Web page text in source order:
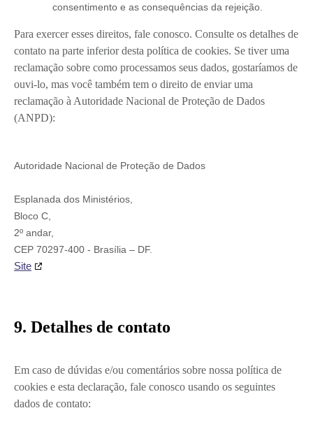
consentimento e as consequências da rejeição.
Para exercer esses direitos, fale conosco. Consulte os detalhes de
contato na parte inferior desta política de cookies. Se tiver uma
reclamação sobre como processamos seus dados, gostaríamos de
ouvi-lo, mas você também tem o direito de enviar uma
reclamação à Autoridade Nacional de Proteção de Dados
(ANPD):
Autoridade Nacional de Proteção de Dados
Esplanada dos Ministérios,
Bloco C,
2º andar,
CEP 70297-400 - Brasília – DF.
Site
9. Detalhes de contato
Em caso de dúvidas e/ou comentários sobre nossa política de
cookies e esta declaração, fale conosco usando os seguintes
dados de contato: